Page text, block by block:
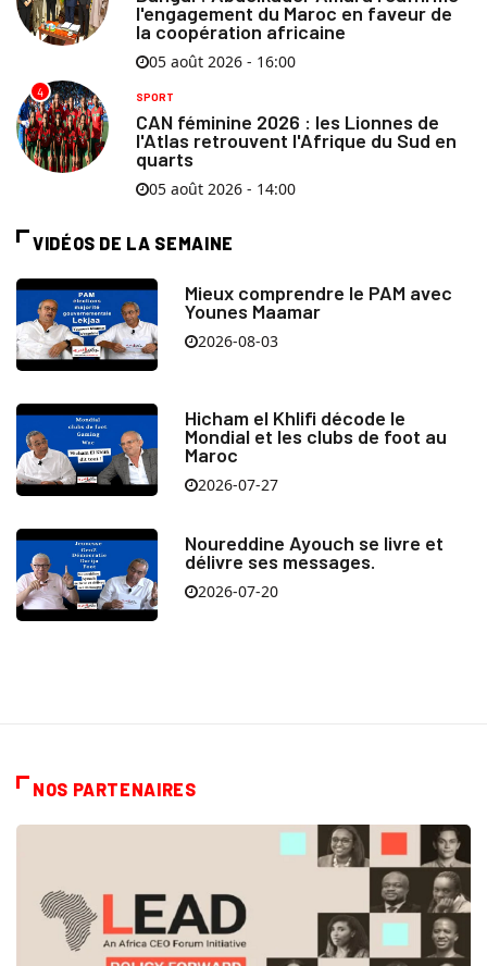
l'engagement du Maroc en faveur de
la coopération africaine
05 août 2026 - 16:00
4 SPORT
CAN féminine 2026 : les Lionnes de
l'Atlas retrouvent l'Afrique du Sud en
quarts
05 août 2026 - 14:00
VIDÉOS DE LA SEMAINE
Mieux comprendre le PAM avec
Younes Maamar
2026-08-03
Hicham el Khlifi décode le
Mondial et les clubs de foot au
Maroc
2026-07-27
Noureddine Ayouch se livre et
délivre ses messages.
2026-07-20
NOS PARTENAIRES